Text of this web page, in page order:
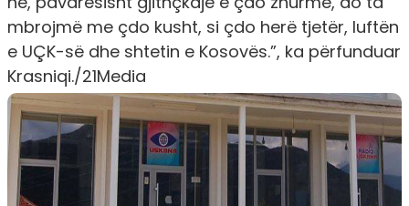
mbrojmë me çdo kusht, si çdo herë tjetër, luftën
e UÇK-së dhe shtetin e Kosovës.”, ka përfunduar
Krasniqi./21Media